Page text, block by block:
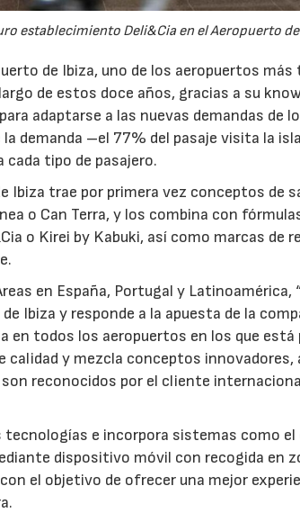
establecimiento Deli&Cia en el Aeropuerto
de Ibiza, uno de los aeropuertos
de estos doce años, gracias a su
adaptarse a las nuevas demandas de
demanda –el 77% del pasaje visita la
tipo de pasajero.
Ibiza trae por primera vez conceptos de
o Can Terra, y los combina con
o Kirei by Kabuki, así como marcas de
en España, Portugal y
Ibiza y responde a la apuesta de la
en todos los aeropuertos en los que está
calidad y mezcla conceptos
reconocidos por el cliente
tecnologías e incorpora sistemas como
dispositivo móvil con recogida en
el objetivo de ofrecer una mejor